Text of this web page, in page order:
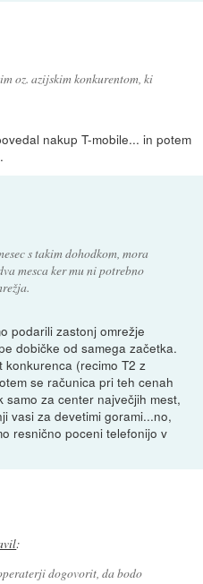
oz. azijskim konkurentom, ki
nakup T-mobile... in potem
s takim dohodkom, mora
mesca ker mu ni potrebno
podarili zastonj omrežje
dobičke od samega začetka.
(recimo T2 z
se računica pri teh cenah
za center največjih mest,
vasi za devetimi gorami...no,
resnično poceni telefonijo v
:
dogovorit, da bodo